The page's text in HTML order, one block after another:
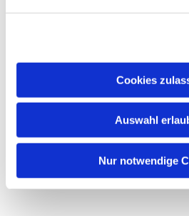
Cookies
Auswahl
Nur notwendige